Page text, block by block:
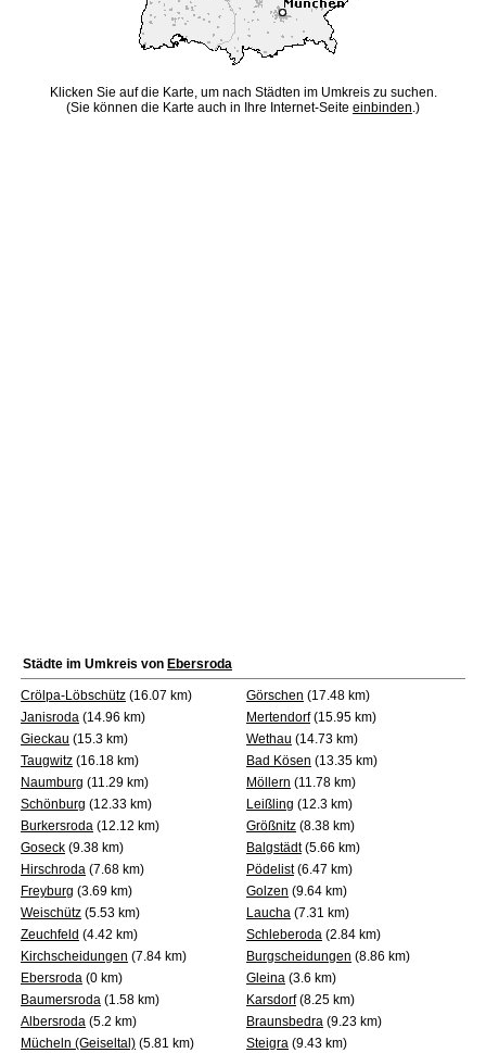
Klicken Sie auf die Karte, um nach Städten im Umkreis zu suchen.
(Sie können die Karte auch in Ihre Internet-Seite einbinden.)
Städte im Umkreis von Ebersroda
Crölpa-Löbschütz (16.07 km) Görschen (17.48 km)
Janisroda (14.96 km) Mertendorf(15.95 km)
Gieckau (15.3 km) Wethau (14.73 km)
Taugwitz (16.18 km) Bad Kösen (13.35 km)
Naumburg (11.29 km) Möllern (11.78 km)
Schönburg (12.33 km) Leißling (12.3 km)
Burkersroda (12.12 km) Größnitz (8.38 km)
Goseck (9.38 km) Balgstädt(5.66 km)
Hirschroda (7.68 km) Pödelist(6.47 km)
Freyburg (3.69 km) Golzen (9.64 km)
Weischütz (5.53 km) Laucha (7.31 km)
Zeuchfeld (4.42 km) Schleberoda (2.84 km)
Kirchscheidungen (7.84 km) Burgscheidungen (8.86 km)
Ebersroda (0 km) Gleina (3.6 km)
Baumersroda (1.58 km) Karsdorf(8.25 km)
Albersroda (5.2 km) Braunsbedra (9.23 km)
Mücheln (Geiseltal) (5.81 km) Steigra (9.43 km)